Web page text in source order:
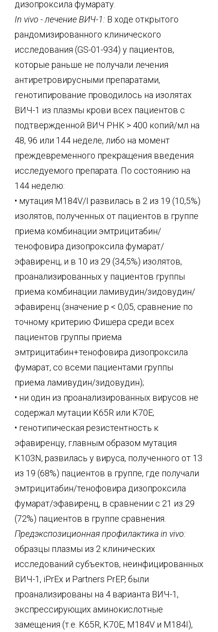
дизопроксила фумарату.
In vivo - лечение ВИЧ-1: В ходе открытого
рандомизированного клинического
исследования (GS-01-934) у пациентов,
которые раньше не получали лечения
антиретровирусными препаратами,
генотипирование проводилось на изолятах
ВИЧ-1 из плазмы крови всех пациентов с
подтвержденной ВИЧ РНК > 400 копий/мл на
48, 96 или 144 неделе, либо на момент
преждевременного прекращения введения
исследуемого препарата. По состоянию на
144 неделю:
• мутация M184V/I развилась в 2 из 19 (10,5%)
изолятов, полученных от пациентов в группе
приема комбинации эмтрицитабин/
тенофовира дизопроксила фумарат/
эфавиренц, и в 10 из 29 (34,5%) изолятов,
проанализированных у пациентов группы
приема комбинации ламивудин/зидовудин/
эфавиренц (значение р < 0,05, сравнение по
точному критерию Фишера среди всех
пациентов группы приема
эмтрицитабин+тенофовира дизопроксила
фумарат, со всеми пациентами группы
приема ламивудин/зидовудин);
• ни один из проанализированных вирусов не
содержал мутации K65R или K70E;
• генотипическая резистентность к
эфавиренцу, главным образом мутация
K103N, развилась у вируса, полученного от 13
из 19 (68%) пациентов в группе, где получали
эмтрицитабин/тенофовира дизопроксила
фумарат/эфавиренц, в сравнении с 21 из 29
(72%) пациентов в группе сравнения.
Предэкспозиционная профилактика in vivo:
образцы плазмы из 2 клинических
исследований субъектов, неинфицированных
ВИЧ-1, iPrEx и Partners PrEP, были
проанализированы на 4 варианта ВИЧ-1,
экспрессирующих аминокислотные
замещения (т.е. K65R, K70E, M184V и M184I),